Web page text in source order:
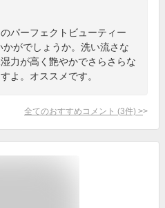
パーフェクトビューティー
がでしょうか。洗い流さな
力が高く艶やかでさらさらな
よ。オススメです。
全てのおすすめコメント (3件) >